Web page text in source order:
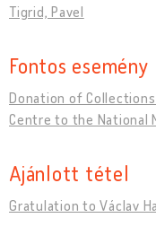
Tigrid, Pavel
Fontos esemény
Donation of
Centre to the National
Ajánlott tétel
Gratulation to Václav